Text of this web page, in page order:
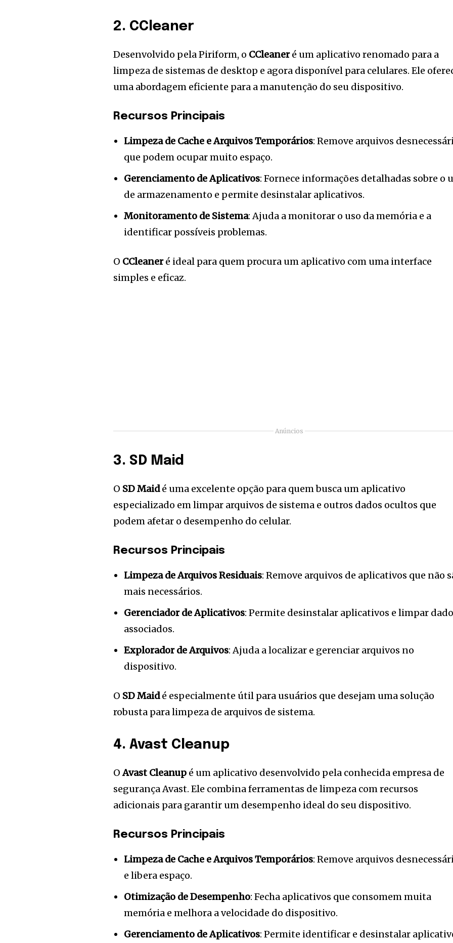
2. CCleaner
Desenvolvido pela Piriform, o CCleaneré um aplicativo renomado para a
limpeza de sistemas de desktop e agora disponível para celulares. Ele
uma abordagem eficiente para a manutenção do seu dispositivo.
Recursos Principais
Limpeza de Cache e Arquivos Temporários: Remove arquivos
que podem ocupar muito espaço.
Gerenciamento de Aplicativos: Fornece informações detalhadas sobre o
de armazenamento e permite desinstalar aplicativos.
Monitoramento de Sistema: Ajuda a monitorar o uso da memória e a
identificar possíveis problemas.
O CCleaneré ideal para quem procura um aplicativo com uma interface
simples e eficaz.
Anúncios
3. SD Maid
O SD Maidé uma excelente opção para quem busca um aplicativo
especializado em limpar arquivos de sistema e outros dados ocultos que
podem afetar o desempenho do celular.
Recursos Principais
Limpeza de Arquivos Residuais: Remove arquivos de aplicativos que não
mais necessários.
Gerenciador de Aplicativos: Permite desinstalar aplicativos e limpar
associados.
Explorador de Arquivos: Ajuda a localizar e gerenciar arquivos no
dispositivo.
O SD Maidé especialmente útil para usuários que desejam uma solução
robusta para limpeza de arquivos de sistema.
4. Avast Cleanup
OAvast Cleanup é um aplicativo desenvolvido pela conhecida empresa de
segurança Avast. Ele combina ferramentas de limpeza com recursos
adicionais para garantir um desempenho ideal do seu dispositivo.
Recursos Principais
Limpeza de Cache e Arquivos Temporários: Remove arquivos
e libera espaço.
Otimização de Desempenho: Fecha aplicativos que consomem muita
memória e melhora a velocidade do dispositivo.
Gerenciamento de Aplicativos: Permite identificar e desinstalar